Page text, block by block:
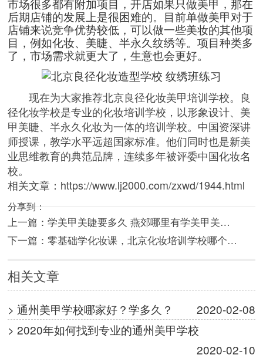
市场很多都有附加项目，开店如果只做美甲，那在
后期店铺的发展上是很困难的。目前单做美甲对于
店铺来说竞争优势较低，可以做一些美妆的其他项
目，例如化妆、美睫、半永久纹绣等。项目种类多
了，市场需求就更大了，生意也会更好。
现在为大家推荐北京良径化妆美甲培训学校。良
径化妆学校是专业的化妆培训学校，以形象设计、美
甲美睫、半永久化妆为一体的培训学校。中国资深讲
师授课，教学水平远超国家标准。他们同时也是新美
业思维教育的典范品牌，连续多年被评委中国化妆名
校。
相关文章： https://www.lj2000.com/zxwd/1944.html
分享到：
上一篇：学美甲美睫要多久 燕郊哪里有学美甲美…
下一篇：零基础学化妆课，北京化妆培训学校哪个…
相关文章
> 通州美甲学校哪家好？学多久？
2020-02-08
> 2020年如何找到专业的通州美甲学校
2020-02-10